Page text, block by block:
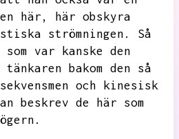
här,
här obskyra
strömningen. Så
var kanske den
tänkaren bakom den så
och kinesisk
beskrev de här som